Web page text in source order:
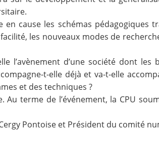
cause les schémas pédagogiques
les nouveaux modes de
d’une société dont les
t-elle déjà et va-t-elle
et des techniques ?
terme de l’événement, la CPU
Pontoise et Président du comité